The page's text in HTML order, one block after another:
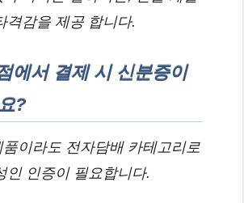
격감을 제공 합니다.
에서 결제 시 신분증이
?
품이라도 전자담배 카테고리로
인 인증이 필요합니다.